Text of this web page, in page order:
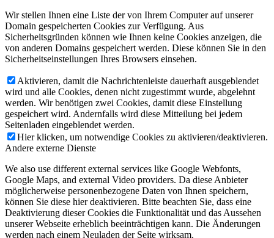
Wir stellen Ihnen eine Liste der von Ihrem Computer auf unserer
Domain gespeicherten Cookies zur Verfügung. Aus
Sicherheitsgründen können wie Ihnen keine Cookies anzeigen, die
von anderen Domains gespeichert werden. Diese können Sie in den
Sicherheitseinstellungen Ihres Browsers einsehen.
Aktivieren, damit die Nachrichtenleiste dauerhaft ausgeblendet
wird und alle Cookies, denen nicht zugestimmt wurde, abgelehnt
werden. Wir benötigen zwei Cookies, damit diese Einstellung
gespeichert wird. Andernfalls wird diese Mitteilung bei jedem
Seitenladen eingeblendet werden.
Hier klicken, um notwendige Cookies zu aktivieren/deaktivieren.
Andere externe Dienste
We also use different external services like Google Webfonts,
Google Maps, and external Video providers. Da diese Anbieter
möglicherweise personenbezogene Daten von Ihnen speichern,
können Sie diese hier deaktivieren. Bitte beachten Sie, dass eine
Deaktivierung dieser Cookies die Funktionalität und das Aussehen
unserer Webseite erheblich beeinträchtigen kann. Die Änderungen
werden nach einem Neuladen der Seite wirksam.